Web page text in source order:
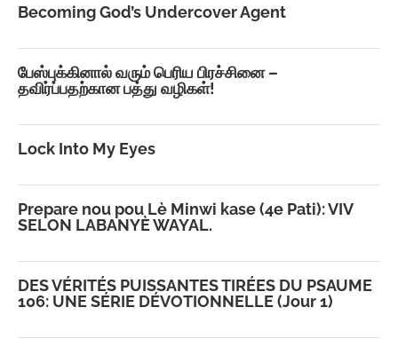
Becoming God’s Undercover Agent
பேஸ்புக்கினால் வரும் பெரிய பிரச்சினை –
தவிர்ப்பதற்கான பத்து வழிகள்!
Lock Into My Eyes
Prepare nou pou Lè Minwi kase (4e Pati): VIV
SELON LABANYÈ WAYAL.
DES VÉRITÉS PUISSANTES TIRÉES DU PSAUME
106: UNE SÉRIE DÉVOTIONNELLE (Jour 1)